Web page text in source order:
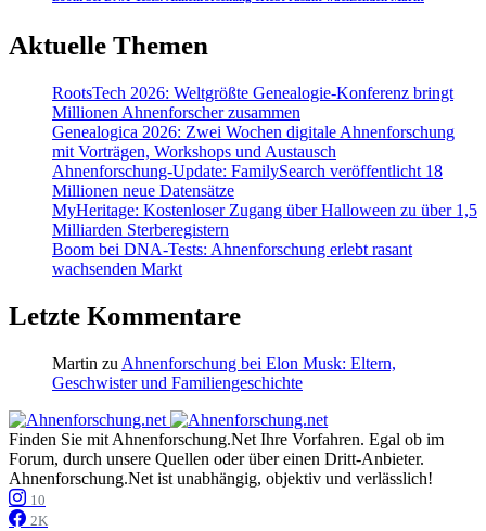
Aktuelle Themen
RootsTech 2026: Weltgrößte Genealogie-Konferenz bringt
Millionen Ahnenforscher zusammen
Genealogica 2026: Zwei Wochen digitale Ahnenforschung
mit Vorträgen, Workshops und Austausch
Ahnenforschung-Update: FamilySearch veröffentlicht 18
Millionen neue Datensätze
MyHeritage: Kostenloser Zugang über Halloween zu über 1,5
Milliarden Sterberegistern
Boom bei DNA-Tests: Ahnenforschung erlebt rasant
wachsenden Markt
Letzte Kommentare
Martin zu Ahnenforschung bei Elon Musk: Eltern,
Geschwister und Familiengeschichte
Finden Sie mit Ahnenforschung.Net Ihre Vorfahren. Egal ob im
Forum, durch unsere Quellen oder über einen Dritt-Anbieter.
Ahnenforschung.Net ist unabhängig, objektiv und verlässlich!
10
2K